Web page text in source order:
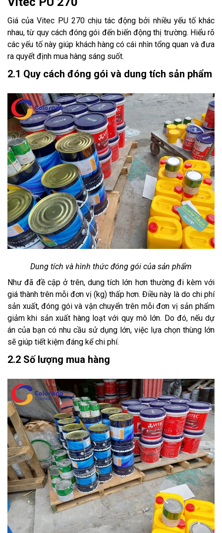
Giá của Vitec PU 270 chịu tác động bởi nhiều yếu tố khác
nhau, từ quy cách đóng gói đến biến động thị trường. Hiểu rõ
các yếu tố này giúp khách hàng có cái nhìn tổng quan và đưa
ra quyết định mua hàng sáng suốt.
2.1 Quy cách đóng gói và dung tích sản phẩm
Dung tích và hình thức đóng gói của sản phẩm
Như đã đề cập ở trên, dung tích lớn hơn thường đi kèm với
giá thành trên mỗi đơn vị (kg) thấp hơn. Điều này là do chi phí
sản xuất, đóng gói và vận chuyển trên mỗi đơn vị sản phẩm
giảm khi sản xuất hàng loạt với quy mô lớn. Do đó, nếu dự
án của bạn có nhu cầu sử dụng lớn, việc lựa chọn thùng lớn
sẽ giúp tiết kiệm đáng kể chi phí.
2.2 Số lượng mua hàng